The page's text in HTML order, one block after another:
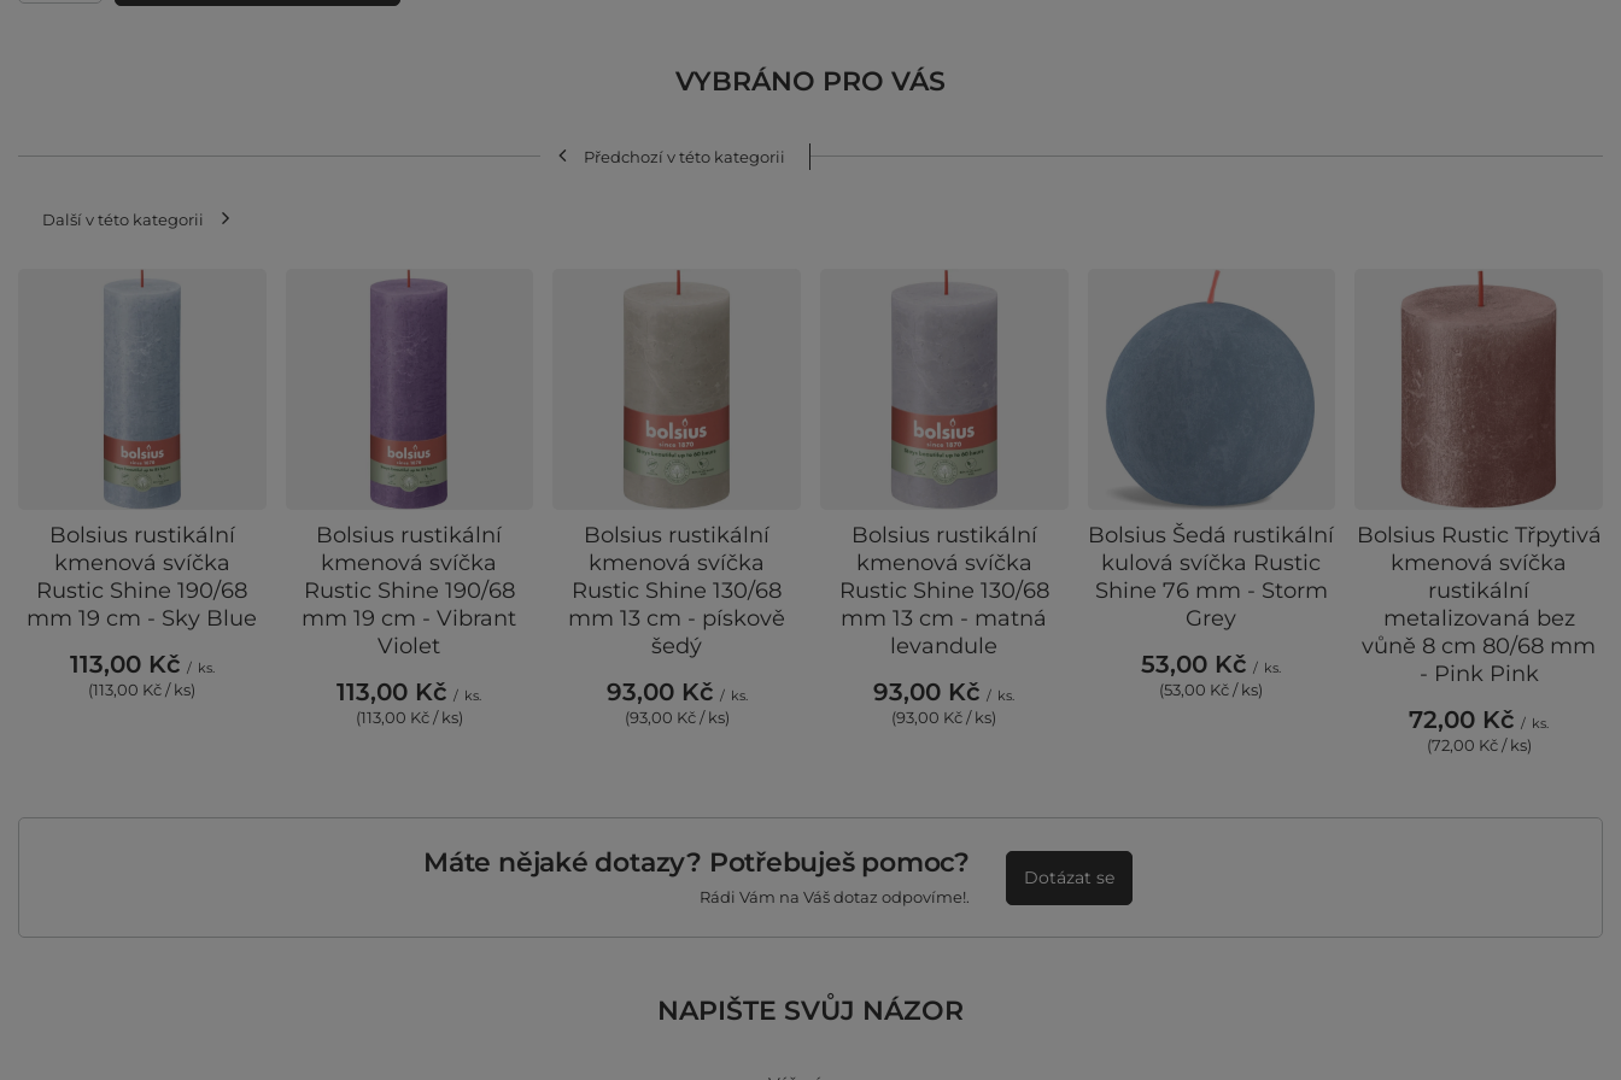
VYBRÁNO PRO VÁS
Předchozí v této kategorii
Další v této kategorii
Bolsius rustikální
kmenová svíčka
Rustic Shine 190/68
mm 19 cm - Sky Blue
113,00 Kč / ks.
(113,00 Kč / ks)
Bolsius rustikální
kmenová svíčka
Rustic Shine 190/68
mm 19 cm - Vibrant
Violet
113,00 Kč / ks.
(113,00 Kč / ks)
Bolsius rustikální
kmenová svíčka
Rustic Shine 130/68
mm 13 cm - pískově
šedý
93,00 Kč / ks.
(93,00 Kč / ks)
Bolsius rustikální
kmenová svíčka
Rustic Shine 130/68
mm 13 cm - matná
levandule
93,00 Kč / ks.
(93,00 Kč / ks)
Bolsius Šedá rustikální
kulová svíčka Rustic
Shine 76 mm - Storm
Grey
53,00 Kč / ks.
(53,00 Kč / ks)
Bolsius Rustic Třpytivá
kmenová svíčka
rustikální
metalizovaná bez
vůně 8 cm 80/68 mm
- Pink Pink
72,00 Kč / ks.
(72,00 Kč / ks)
Máte nějaké dotazy? Potřebuješ pomoc?
Rádi Vám na Váš dotaz odpovíme!.
Dotázat se
NAPIŠTE SVŮJ NÁZOR